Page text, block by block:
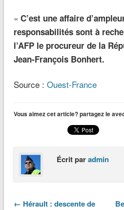
« C’est une affaire
responsabilités sont à rech
l’AFP le procureur de la
Jean-François Bonhert.
Source : Ouest-France
Vous aimez cet article? partagez le
Écrit paradmin
← Hérault : descente de